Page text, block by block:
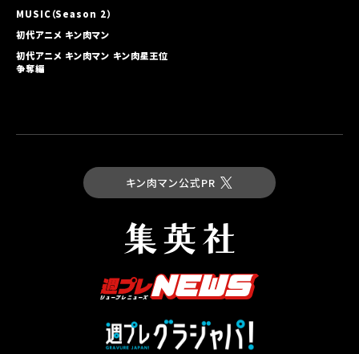
キン肉マン 第93巻
MUSIC（Season 2）
初代アニメ キン⾁マン
初代アニメ キン⾁マン キン⾁星王位
争奪編
キン肉マン公式PR